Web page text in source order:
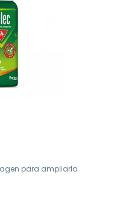
para ampliarla